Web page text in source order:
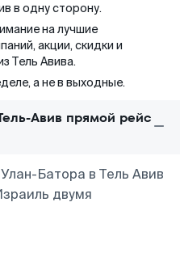
в одну сторону.
на лучшие
акции, скидки и
Тель Авива.
а не в выходные.
Авив прямой рейс
Батора в Тель Авив
двумя